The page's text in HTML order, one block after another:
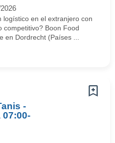
logístico en el extranjero con
competitivo? Boon Food
en Dordrecht (Países ...
-
07:00-